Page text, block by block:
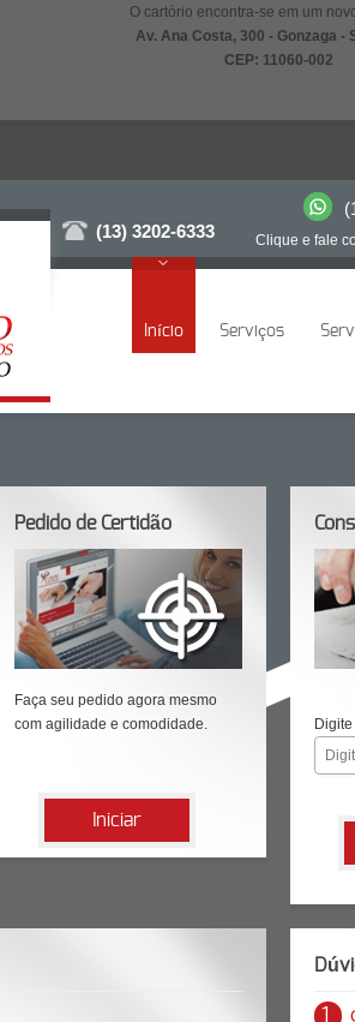
O cartório encontra-se em um
Av. Ana Costa, 300 - Gonzaga -
CEP: 11060-002
(13) 3202-6333 Clique e fale
Início Serviços
Pedido de Certidão
Faça seu pedido agora mesmo
com agilidade e comodidade.
Iniciar
1